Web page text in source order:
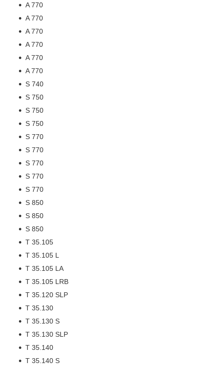
A 770
A 770
A 770
A 770
A 770
A 770
S 740
S 750
S 750
S 750
S 770
S 770
S 770
S 770
S 770
S 850
S 850
S 850
T 35.105
T 35.105 L
T 35.105 LA
T 35.105 LRB
T 35.120 SLP
T 35.130
T 35.130 S
T 35.130 SLP
T 35.140
T 35.140 S